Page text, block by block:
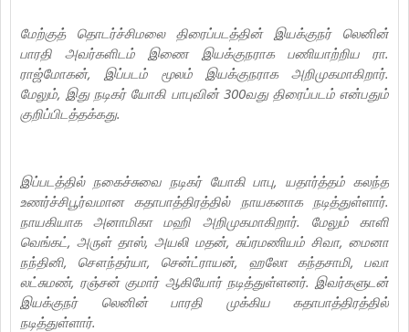
மேற்குத் தொடர்ச்சிமலை திரைப்படத்தின் இயக்குநர் லெனின்
பாரதி அவர்களிடம் இணை இயக்குநராக பணியாற்றிய ரா.
ராஜ்மோகன், இப்படம் மூலம் இயக்குநராக அறிமுகமாகிறார்.
மேலும், இது நடிகர் யோகி பாபுவின் 300வது திரைப்படம் என்பதும்
குறிப்பிடத்தக்கது.
இப்படத்தில் நகைச்சுவை நடிகர் யோகி பாபு, யதார்த்தம் கலந்த
உணர்ச்சிபூர்வமான கதாபாத்திரத்தில் நாயகனாக நடித்துள்ளார்.
நாயகியாக அனாமிகா மஹி அறிமுகமாகிறார். மேலும் காளி
வெங்கட், அருள் தாஸ், அயலி மதன், சுப்ரமணியம் சிவா, மைனா
நந்தினி, சௌந்தர்யா, சென்ட்ராயன், ஹலோ கந்தசாமி, பவா
லட்சுமண், ரஞ்சன் குமார் ஆகியோர் நடித்துள்ளனர். இவர்களுடன்
இயக்குநர் லெனின் பாரதி முக்கிய கதாபாத்திரத்தில்
நடித்துள்ளார்.